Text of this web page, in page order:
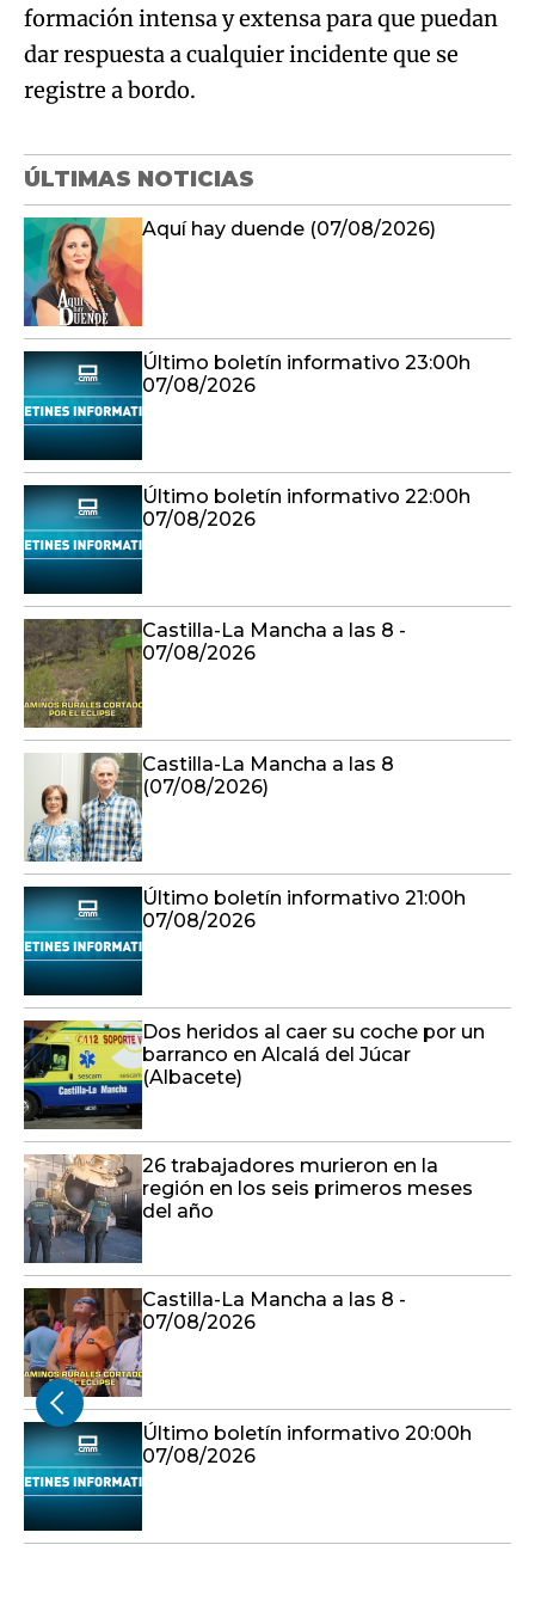
formación intensa y extensa para que puedan
dar respuesta a cualquier incidente que se
registre a bordo.
ÚLTIMAS NOTICIAS
Aquí hay duende (07/08/2026)
Último boletín informativo 23:00h
07/08/2026
Último boletín informativo 22:00h
07/08/2026
Castilla-La Mancha a las 8 -
07/08/2026
Castilla-La Mancha a las 8
(07/08/2026)
Último boletín informativo 21:00h
07/08/2026
Dos heridos al caer su coche por un
barranco en Alcalá del Júcar
(Albacete)
26 trabajadores murieron en la
región en los seis primeros meses
del año
Castilla-La Mancha a las 8 -
07/08/2026
Último boletín informativo 20:00h
07/08/2026